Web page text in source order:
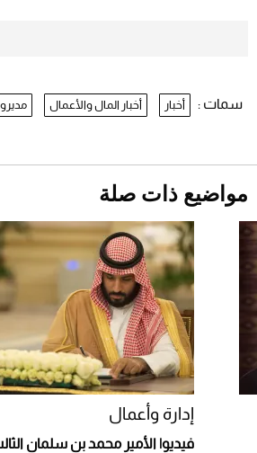
أغلى 10 عطور في العالم للرجال
استثنائية
دوران الأرض؟
2026-07-25
Comeback" في جدة (فيديو)
2026-07-25
سمات : أخبار أخبار المال والأعمال مديرو
مواضيع ذات صلة
إدارة وأعمال
فيديو| الأمير محمد بن سلمان